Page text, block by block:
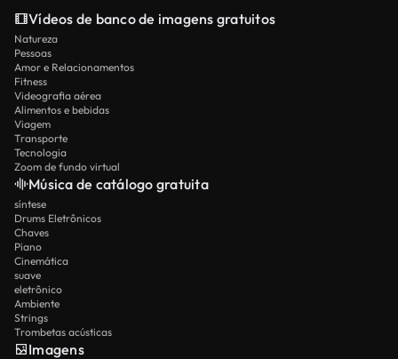
Vídeos de banco de imagens gratuitos
Natureza
Pessoas
Amor e Relacionamentos
Fitness
Videografia aérea
Alimentos e bebidas
Viagem
Transporte
Tecnologia
Zoom de fundo virtual
Música de catálogo gratuita
síntese
Drums Eletrônicos
Chaves
Piano
Cinemática
suave
eletrônico
Ambiente
Strings
Trombetas acústicas
Imagens